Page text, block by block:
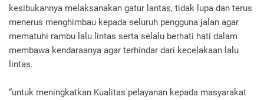
kesibukannya melaksanakan gatur lantas, tidak lupa dan terus
menerus menghimbau kepada seluruh pengguna jalan agar
mematuhi rambu lalu lintas serta selalu berhati hati dalam
membawa kendaraanya agar terhindar dari kecelakaan lalu
lintas.
“untuk meningkatkan Kualitas pelayanan kepada masyarakat